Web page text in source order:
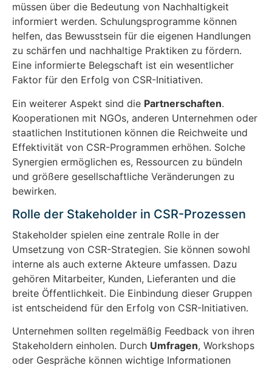
müssen über die Bedeutung von Nachhaltigkeit
informiert werden. Schulungsprogramme können
helfen, das Bewusstsein für die eigenen Handlungen
zu schärfen und nachhaltige Praktiken zu fördern.
Eine informierte Belegschaft ist ein wesentlicher
Faktor für den Erfolg von CSR-Initiativen.
Ein weiterer Aspekt sind die Partnerschaften.
Kooperationen mit NGOs, anderen Unternehmen oder
staatlichen Institutionen können die Reichweite und
Effektivität von CSR-Programmen erhöhen. Solche
Synergien ermöglichen es, Ressourcen zu bündeln
und größere gesellschaftliche Veränderungen zu
bewirken.
Rolle der Stakeholder in CSR-Prozessen
Stakeholder spielen eine zentrale Rolle in der
Umsetzung von CSR-Strategien. Sie können sowohl
interne als auch externe Akteure umfassen. Dazu
gehören Mitarbeiter, Kunden, Lieferanten und die
breite Öffentlichkeit. Die Einbindung dieser Gruppen
ist entscheidend für den Erfolg von CSR-Initiativen.
Unternehmen sollten regelmäßig Feedback von ihren
Stakeholdern einholen. Durch Umfragen, Workshops
oder Gespräche können wichtige Informationen